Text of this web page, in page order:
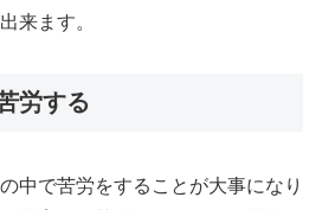
来ます。
労する
中で苦労をすることが大事になり